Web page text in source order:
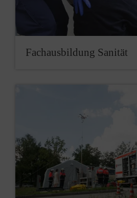
Fachausbildung Sanität